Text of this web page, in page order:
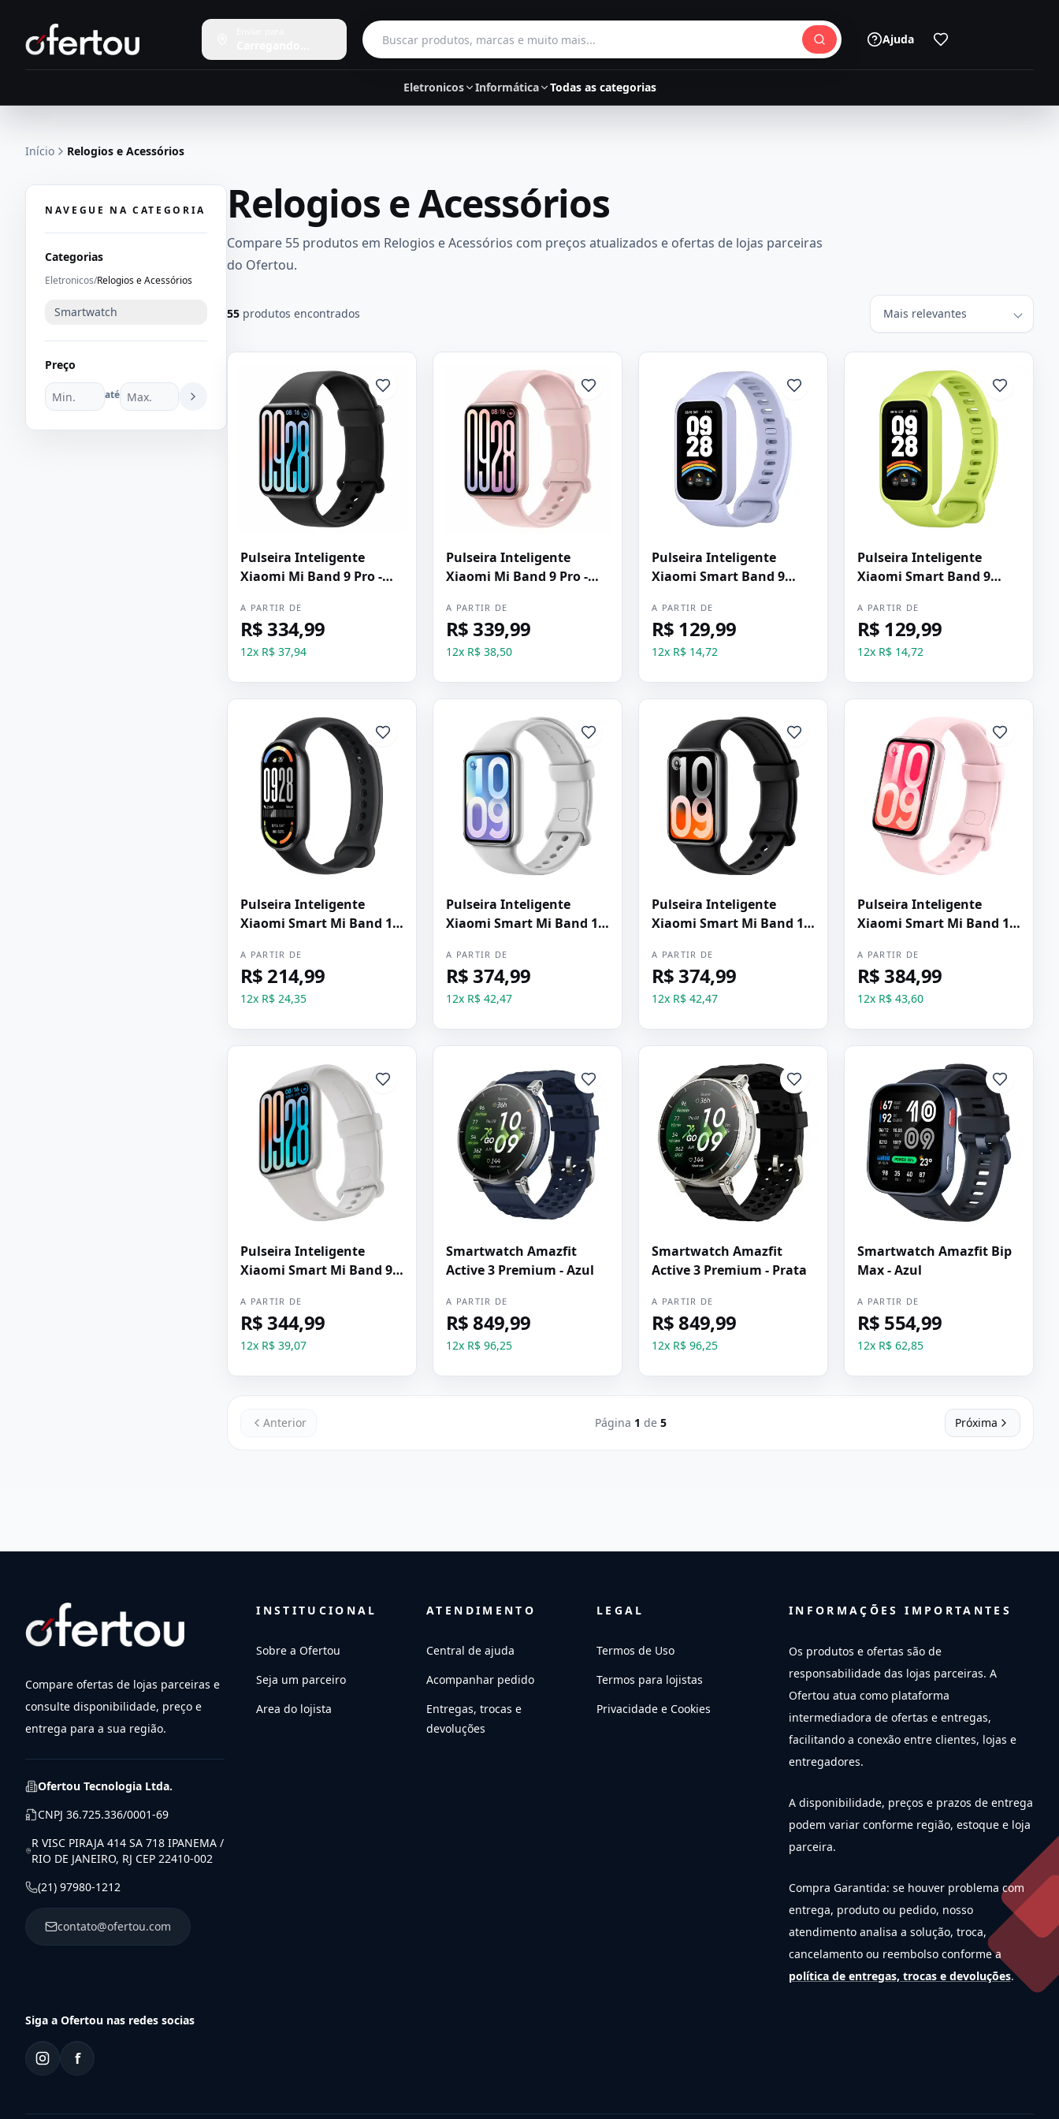
Buscar produtos
Ajuda
Eletronicos Informática Todas as categorias
Início Relogios e Acessórios
NAVEGUE NA CATEGORIA
Categorias
Eletronicos/Relogios e Acessórios
Smartwatch
Preço
até
Relogios e Acessórios
Compare 55 produtos em Relogios e Acessórios com preços atualizados e ofertas de lojas parceiras
do Ofertou.
55 produtos encontrados
Ordenar produtos
Pulseira Inteligente
Xiaomi Mi Band 9 Pro -
A PARTIR DE
R$ 334,99
12x R$ 37,94
Pulseira Inteligente
Xiaomi Mi Band 9 Pro -
A PARTIR DE
R$ 339,99
12x R$ 38,50
Pulseira Inteligente
Xiaomi Smart Band 9
A PARTIR DE
R$ 129,99
12x R$ 14,72
Pulseira Inteligente
Xiaomi Smart Band 9
A PARTIR DE
R$ 129,99
12x R$ 14,72
Pulseira Inteligente
Xiaomi Smart Mi Band 10
A PARTIR DE
R$ 214,99
12x R$ 24,35
Pulseira Inteligente
Xiaomi Smart Mi Band 10
A PARTIR DE
R$ 374,99
12x R$ 42,47
Pulseira Inteligente
Xiaomi Smart Mi Band 10
A PARTIR DE
R$ 374,99
12x R$ 42,47
Pulseira Inteligente
Xiaomi Smart Mi Band 10
A PARTIR DE
R$ 384,99
12x R$ 43,60
Pulseira Inteligente
Xiaomi Smart Mi Band 9
A PARTIR DE
R$ 344,99
12x R$ 39,07
Smartwatch Amazfit
Active 3 Premium - Azul
A PARTIR DE
R$ 849,99
12x R$ 96,25
Smartwatch Amazfit
Active 3 Premium - Prata
A PARTIR DE
R$ 849,99
12x R$ 96,25
Smartwatch Amazfit Bip
Max - Azul
A PARTIR DE
R$ 554,99
12x R$ 62,85
Anterior Página 1 de 5 Próxima
Compare ofertas de lojas parceiras e
consulte disponibilidade, preço e
entrega para a sua região.
Ofertou Tecnologia Ltda.
CNPJ 36.725.336/0001-69
R VISC PIRAJA 414 SA 718 IPANEMA /
RIO DE JANEIRO, RJ CEP 22410-002
(21) 97980-1212
contato@ofertou.com
INSTITUCIONAL
Sobre a Ofertou
Seja um parceiro
Area do lojista
ATENDIMENTO
Central de ajuda
Acompanhar pedido
Entregas, trocas e
devoluções
LEGAL
Termos de Uso
Termos para lojistas
Privacidade e Cookies
INFORMAÇÕES IMPORTANTES
Os produtos e ofertas são de
responsabilidade das lojas parceiras. A
Ofertou atua como plataforma
intermediadora de ofertas e entregas,
facilitando a conexão entre clientes, lojas e
entregadores.
A disponibilidade, preços e prazos de entrega
podem variar conforme região, estoque e loja
parceira.
Compra Garantida: se houver problema com
entrega, produto ou pedido, nosso
atendimento analisa a solução, troca,
cancelamento ou reembolso conforme a
política de entregas, trocas e devoluções.
Siga a Ofertou nas redes socias
f